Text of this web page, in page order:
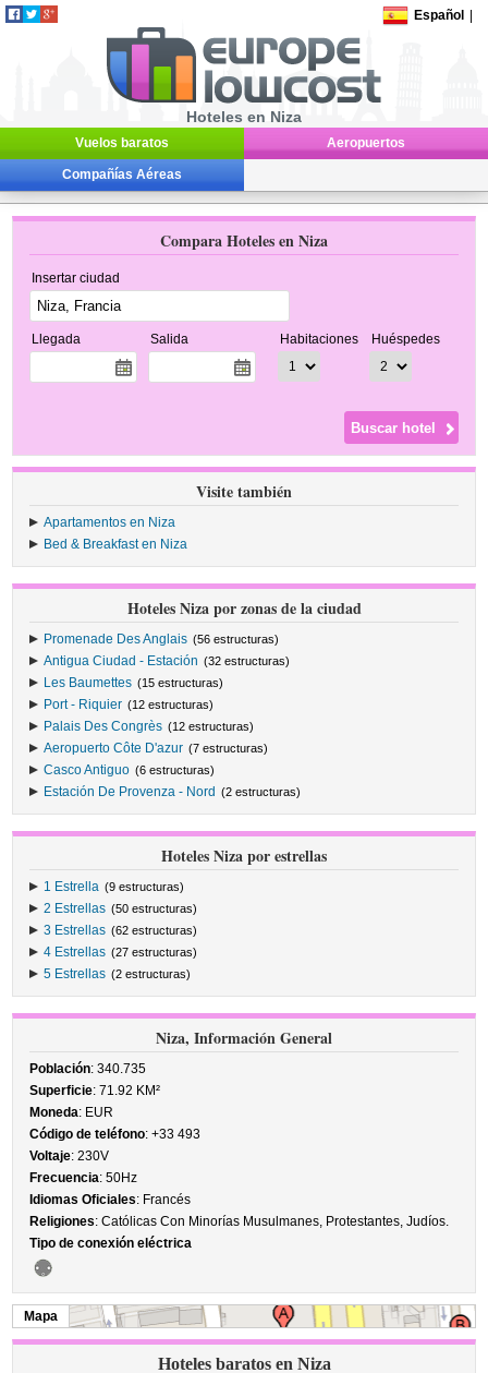
Español
Hoteles en Niza
Vuelos baratos Aeropuertos
Compañías Aéreas
Compara Hoteles en Niza
Insertar ciudad
Llegada Salida Habitaciones Huéspedes
Visite también
Apartamentos en Niza
Bed & Breakfast en Niza
Hoteles Niza por zonas de la ciudad
Promenade Des Anglais (56 estructuras)
Antigua Ciudad - Estación (32 estructuras)
Les Baumettes (15 estructuras)
Port - Riquier (12 estructuras)
Palais Des Congrès (12 estructuras)
Aeropuerto Côte D'azur (7 estructuras)
Casco Antiguo (6 estructuras)
Estación De Provenza - Nord (2 estructuras)
Hoteles Niza por estrellas
1 Estrella (9 estructuras)
2 Estrellas (50 estructuras)
3 Estrellas (62 estructuras)
4 Estrellas (27 estructuras)
5 Estrellas (2 estructuras)
Niza, Información General
Población: 340.735
Superficie: 71.92 KM²
Moneda: EUR
Código de teléfono: +33 493
Voltaje: 230V
Frecuencia: 50Hz
Idiomas Oficiales: Francés
Religiones: Católicas Con Minorías Musulmanes, Protestantes, Judíos.
Tipo de conexión eléctrica
Mapa
Hoteles baratos en Niza